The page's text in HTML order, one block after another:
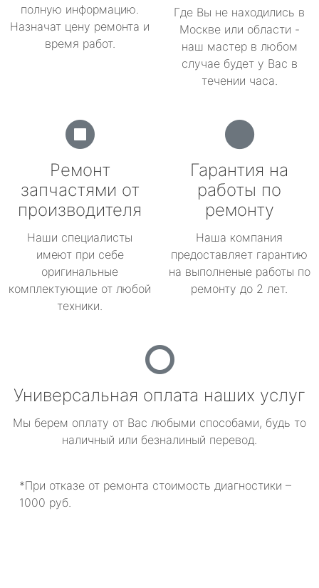
полную информацию.
Назначат цену ремонта и
время работ.
Где Вы не находились в
Москве или области -
наш мастер в любом
случае будет у Вас в
течении часа.
Ремонт
запчастями от
производителя
Наши специалисты
имеют при себе
оригинальные
комплектующие от любой
техники.
Гарантия на
работы по
ремонту
Наша компания
предоставляет гарантию
на выполненые работы по
ремонту до 2 лет.
Универсальная оплата наших услуг
Мы берем оплату от Вас любыми способами, будь то
наличный или безналиный перевод.
*При отказе от ремонта стоимость диагностики –
1000 руб.